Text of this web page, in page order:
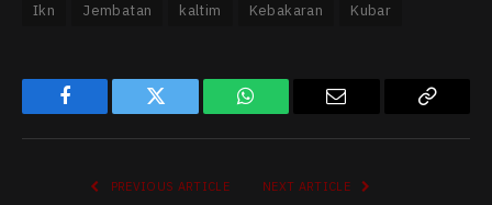
Ikn Jembatan kaltim Kebakaran Kubar
Facebook Twitter WhatsApp
PREVIOUS ARTICLE NEXT ARTICLE